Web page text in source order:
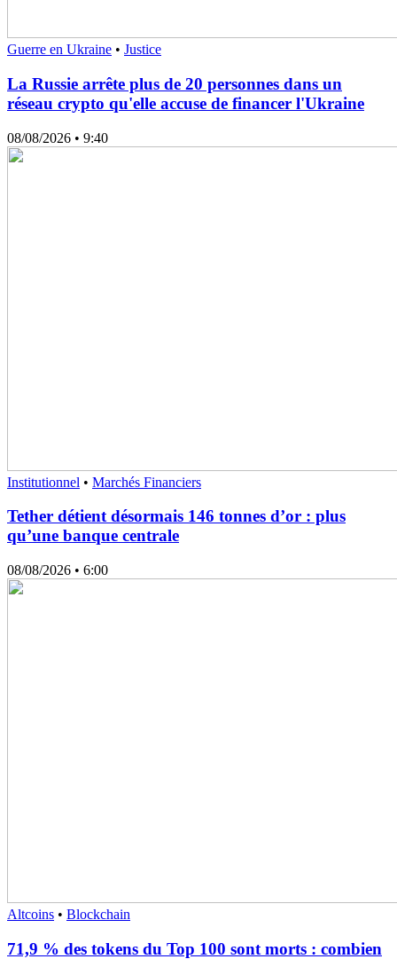
Guerre en Ukraine • Justice
La Russie arrête plus de 20 personnes dans un
réseau crypto qu'elle accuse de financer l'Ukraine
08/08/2026 • 9:40
Institutionnel • Marchés Financiers
Tether détient désormais 146 tonnes d’or : plus
qu’une banque centrale
08/08/2026 • 6:00
Altcoins • Blockchain
71,9 % des tokens du Top 100 sont morts : combien